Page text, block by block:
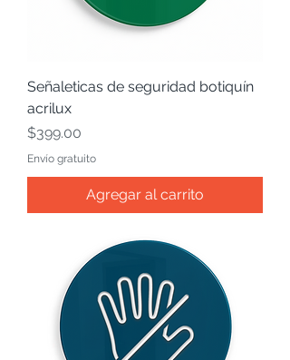
Señaleticas de seguridad botiquín
acrilux
Precio
$399.00
Envío gratuito
Agregar al carrito